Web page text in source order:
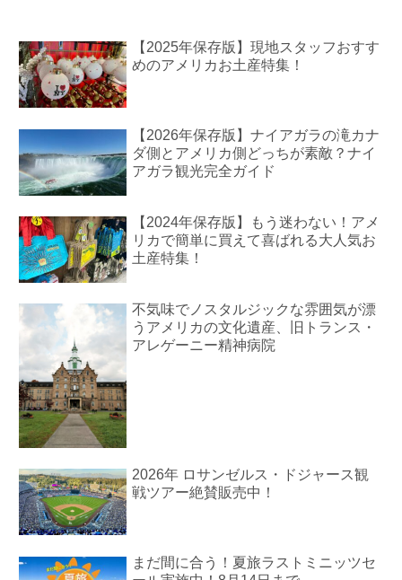
【2025年保存版】現地スタッフおすす
めのアメリカお土産特集！
【2026年保存版】ナイアガラの滝カナ
ダ側とアメリカ側どっちが素敵？ナイ
アガラ観光完全ガイド
【2024年保存版】もう迷わない！アメ
リカで簡単に買えて喜ばれる大人気お
土産特集！
不気味でノスタルジックな雰囲気が漂
うアメリカの文化遺産、旧トランス・
アレゲーニー精神病院
2026年 ロサンゼルス・ドジャース観
戦ツアー絶賛販売中！
まだ間に合う！夏旅ラストミニッツセ